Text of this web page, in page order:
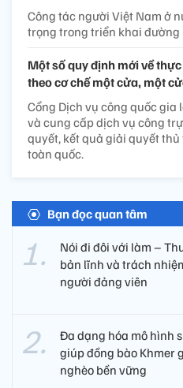
Công tác người Việt Nam ở
trọng trong triển khai
Một số quy định mới về
theo cơ chế một cửa, một
Cổng Dịch vụ công quốc
và cung cấp dịch vụ công
quyết, kết quả giải quyết
toàn quốc.
Bạn đọc quan tâm
Nói đi đôi với làm –
bản lĩnh và trách
người đảng viên​
Đa dạng hóa mô hình
giúp đồng bào Khmer
nghèo bền vững